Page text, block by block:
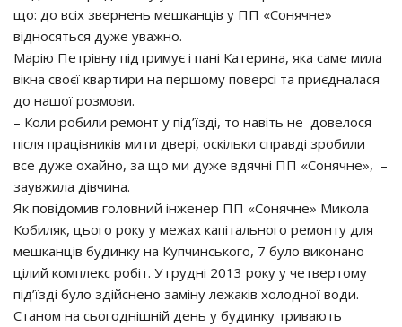
що: до всіх звернень мешканців у ПП «Сонячне»
відносяться дуже уважно.
Марію Петрівну підтримує і пані Катерина, яка саме мила
вікна своєї квартири на першому поверсі та приєдналася
до нашої розмови.
– Коли робили ремонт у під’їзді, то навіть не довелося
після працівників мити двері, оскільки справді зробили
все дуже охайно, за що ми дуже вдячні ПП «Сонячне», –
заувжила дівчина.
Як повідомив головний інженер ПП «Сонячне» Микола
Кобиляк, цього року у межах капітального ремонту для
мешканців будинку на Купчинського, 7 було виконано
цілий комплекс робіт. У грудні 2013 року у четвертому
під’їзді було здійснено заміну лежаків холодної води.
Станом на сьогоднішній день у будинку тривають